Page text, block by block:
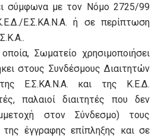
σύμφωνα με τον Νόμο 2725/99
Ε.Σ.ΚΑ.Ν.Α. ή σε περίπτωση
Σωματείο χρησιμοποιήσει
στους Συνδέσμους Διαιτητών
Ε.Σ.ΚΑ.Ν.Α. και της Κ.Ε.Δ.
παλαιοί διαιτητές που δεν
στον Σύνδεσμο) τους
της έγγραφης επίπληξης και σε